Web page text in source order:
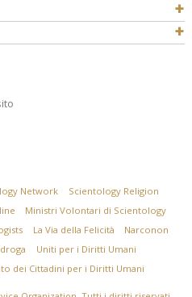
Network
Scientology Religion
Ministri Volontari di Scientology
La Via della Felicità
Narconon
Uniti per i Diritti Umani
dei Cittadini per i Diritti Umani